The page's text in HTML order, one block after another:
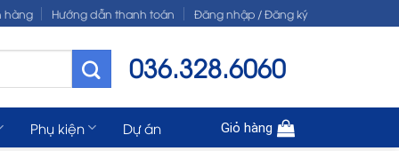
hàng Hướng dẫn thanh toán Đăng nhập / Đăng ký
036.328.6060
Phụ kiện Dự án Giỏ hàng